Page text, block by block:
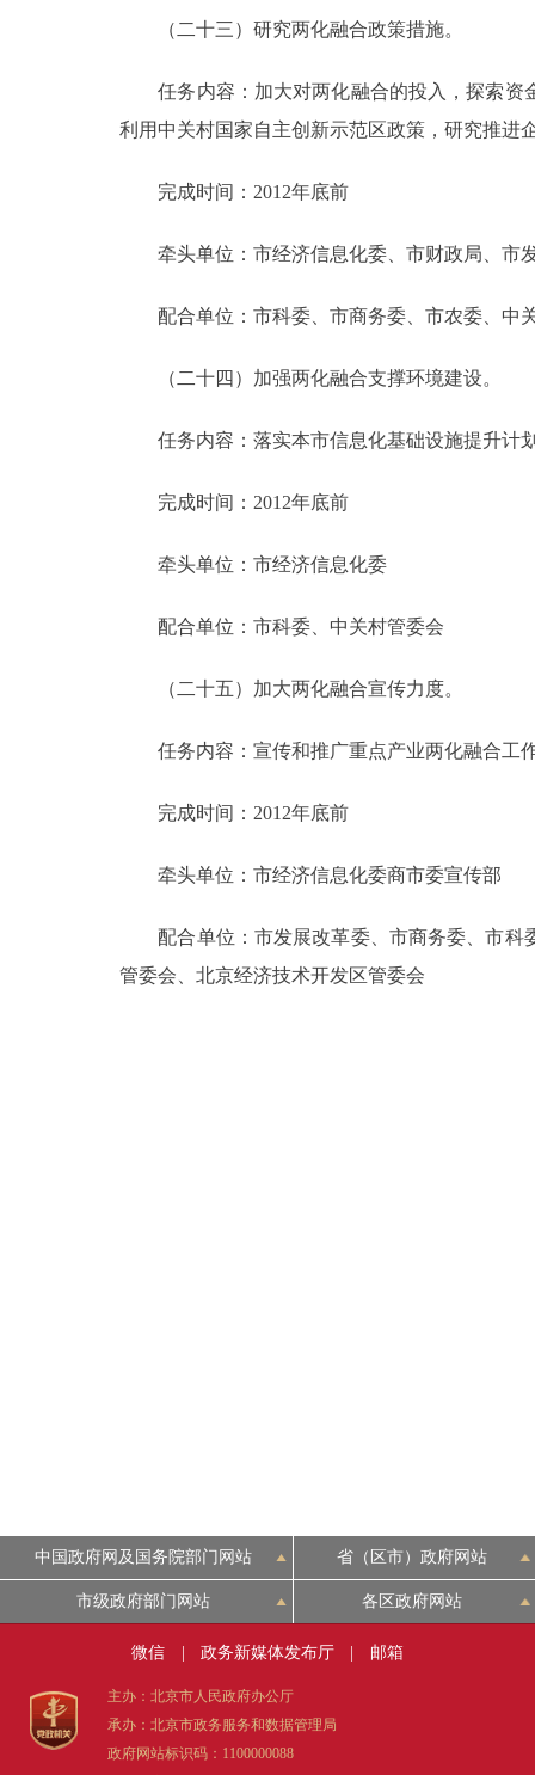
（二十三）研究两化融合政策措施。
任务内容：加大对两化融合的投入，探索资
利用中关村国家自主创新示范区政策，研究推进
完成时间：2012年底前
牵头单位：市经济信息化委、市财政局、市
配合单位：市科委、市商务委、市农委、中
（二十四）加强两化融合支撑环境建设。
任务内容：落实本市信息化基础设施提升计
完成时间：2012年底前
牵头单位：市经济信息化委
配合单位：市科委、中关村管委会
（二十五）加大两化融合宣传力度。
任务内容：宣传和推广重点产业两化融合工
完成时间：2012年底前
牵头单位：市经济信息化委商市委宣传部
配合单位：市发展改革委、市商务委、市科
管委会、北京经济技术开发区管委会
中国政府网及国务院部门网站 省（区市）政府网站
市级政府部门网站 各区政府网站
微信 政务新媒体发布厅 邮箱
主办：北京市人民政府办公厅
承办：北京市政务服务和数据管理局
政府网站标识码：1100000088